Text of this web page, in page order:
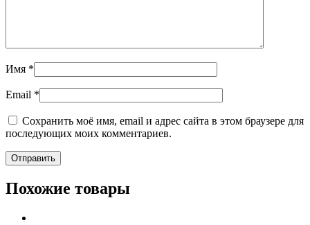
Имя *
Email *
Сохранить моё имя, email и адрес сайта в этом браузере для
последующих моих комментариев.
Похожие товары